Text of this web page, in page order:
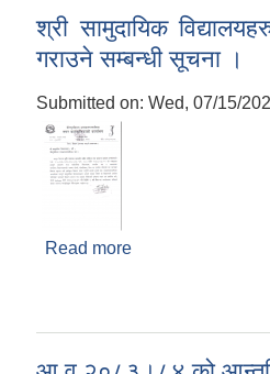
श्री सामुदायिक
गराउने सम्बन्धी सूचना ।
Submitted on: Wed, 07/15/
Read more